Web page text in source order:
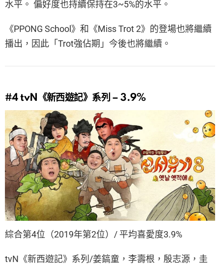
水平。 偏好度也持續保持在3~5%的水平。
《PPONG School》和《Miss Trot 2》的登場也將繼續
播出，因此「Trot強佔期」今後也將繼續。
#4tvN《新西遊記》系列 – 3.9%
綜合第4位（2019年第2位）/ 平均喜愛度3.9%
tvN《新西遊記》系列/姜鎬童，李壽根，殷志源，圭